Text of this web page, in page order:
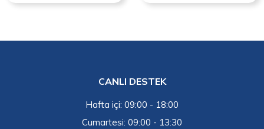
CANLI DESTEK
Hafta içi: 09:00 - 18:00
Cumartesi: 09:00 - 13:30